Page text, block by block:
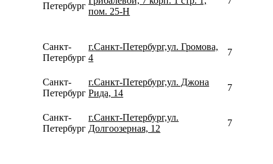
Петербург
пом. 25-Н
Санкт-
Петербург
г.Санкт-Петербург,ул. Громова,
4
Санкт-
Петербург
г.Санкт-Петербург,ул. Джона
Рида, 14
Санкт-
Петербург
г.Санкт-Петербург,ул.
Долгоозерная, 12